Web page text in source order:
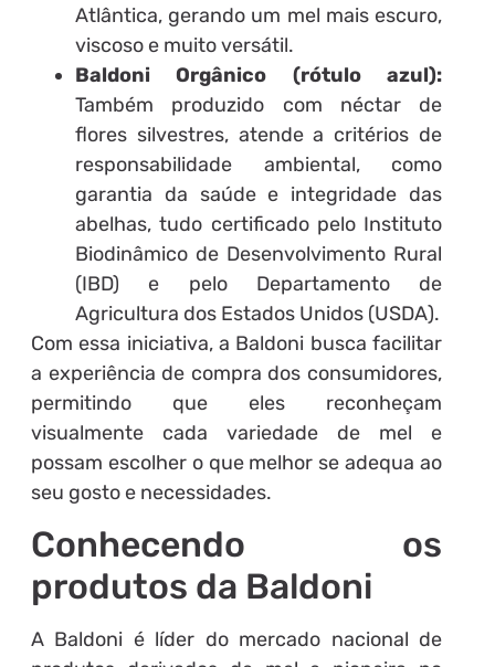
Atlântica, gerando um mel mais escuro,
viscoso e muito versátil.
Baldoni Orgânico (rótulo azul):
Também produzido com néctar de
flores silvestres, atende a critérios de
responsabilidade ambiental, como
garantia da saúde e integridade das
abelhas, tudo certificado pelo Instituto
Biodinâmico de Desenvolvimento Rural
(IBD) e pelo Departamento de
Agricultura dos Estados Unidos (USDA).
Com essa iniciativa, a Baldoni busca facilitar
a experiência de compra dos consumidores,
permitindo que eles reconheçam
visualmente cada variedade de mel e
possam escolher o que melhor se adequa ao
seu gosto e necessidades.
Conhecendo os
produtos da Baldoni
A Baldoni é líder do mercado nacional de